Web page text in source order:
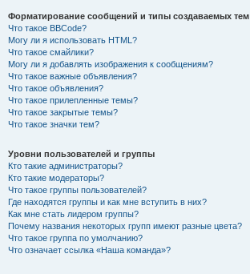
Форматирование сообщений и типы создаваемых тем
Что такое BBCode?
Могу ли я использовать HTML?
Что такое смайлики?
Могу ли я добавлять изображения к сообщениям?
Что такое важные объявления?
Что такое объявления?
Что такое прилепленные темы?
Что такое закрытые темы?
Что такое значки тем?
Уровни пользователей и группы
Кто такие администраторы?
Кто такие модераторы?
Что такое группы пользователей?
Где находятся группы и как мне вступить в них?
Как мне стать лидером группы?
Почему названия некоторых групп имеют разные цвета?
Что такое группа по умолчанию?
Что означает ссылка «Наша команда»?